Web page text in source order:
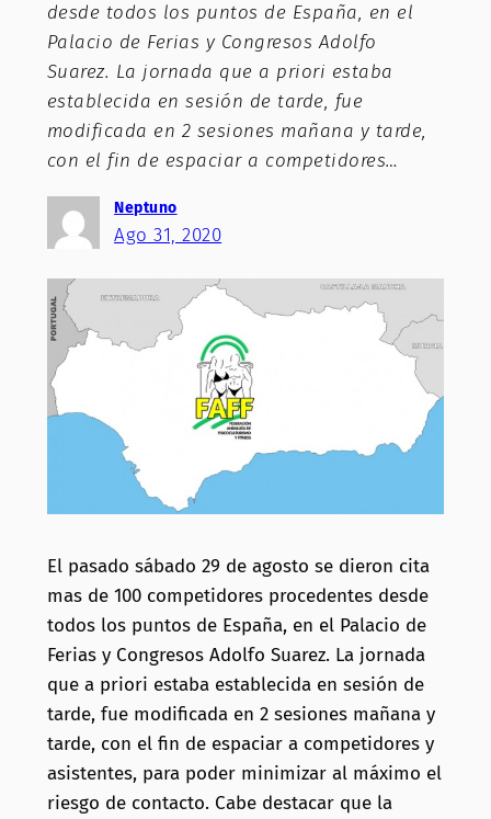
desde todos los puntos de España, en el
Palacio de Ferias y Congresos Adolfo
Suarez. La jornada que a priori estaba
establecida en sesión de tarde, fue
modificada en 2 sesiones mañana y tarde,
con el fin de espaciar a competidores…
Neptuno
Ago 31, 2020
El pasado sábado 29 de agosto se dieron cita
mas de 100 competidores procedentes desde
todos los puntos de España, en el Palacio de
Ferias y Congresos Adolfo Suarez. La jornada
que a priori estaba establecida en sesión de
tarde, fue modificada en 2 sesiones mañana y
tarde, con el fin de espaciar a competidores y
asistentes, para poder minimizar al máximo el
riesgo de contacto. Cabe destacar que la